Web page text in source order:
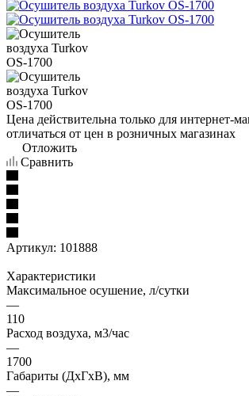
Цена действительна только для интернет-
отличаться от цен в розничных магазинах
Отложить
Сравнить
Артикул: 101888
Характеристики
Максимальное осушение, л/сутки
—
110
Расход воздуха, м3/час
—
1700
Габариты (ДxГxВ), мм
—